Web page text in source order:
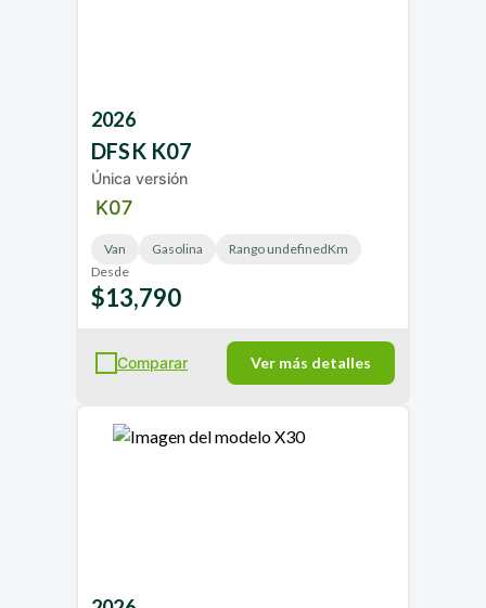
2026
DFSK K07
Única versión
K07
Van Gasolina
Rango undefinedKm
Desde
$13,790
Comparar Ver más detalles